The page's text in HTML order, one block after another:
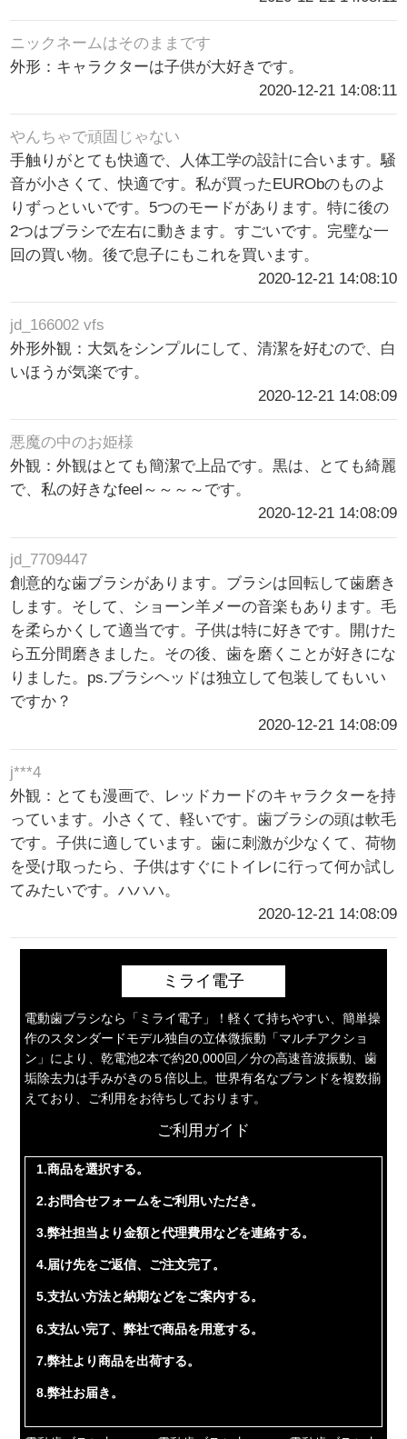
ニックネームはそのままです
外形：キャラクターは子供が大好きです。
2020-12-21 14:08:11
やんちゃで頑固じゃない
手触りがとても快適で、人体工学の設計に合います。騒
音が小さくて、快適です。私が買ったEURObのものよ
りずっといいです。5つのモードがあります。特に後の
2つはブラシで左右に動きます。すごいです。完璧な一
回の買い物。後で息子にもこれを買います。
2020-12-21 14:08:10
jd_166002 vfs
外形外観：大気をシンプルにして、清潔を好むので、白
いほうが気楽です。
2020-12-21 14:08:09
悪魔の中のお姫様
外観：外観はとても簡潔で上品です。黒は、とても綺麗
で、私の好きなfeel～～～～です。
2020-12-21 14:08:09
jd_7709447
創意的な歯ブラシがあります。ブラシは回転して歯磨き
します。そして、ショーン羊メーの音楽もあります。毛
を柔らかくして適当です。子供は特に好きです。開けた
ら五分間磨きました。その後、歯を磨くことが好きにな
りました。ps.ブラシヘッドは独立して包装してもいい
ですか？
2020-12-21 14:08:09
j***4
外観：とても漫画で、レッドカードのキャラクターを持
っています。小さくて、軽いです。歯ブラシの頭は軟毛
です。子供に適しています。歯に刺激が少なくて、荷物
を受け取ったら、子供はすぐにトイレに行って何か試し
てみたいです。ハハハ。
2020-12-21 14:08:09
ミライ電子
電動歯ブラシなら「ミライ電子」！軽くて持ちやすい、簡単操
作のスタンダードモデル独自の立体微振動「マルチアクショ
ン」により、乾電池2本で約20,000回／分の高速音波振動、歯
垢除去力は手みがきの５倍以上。世界有名なブランドを複数揃
えており、ご利用をお待ちしております。
ご利用ガイド
1.商品を選択する。
2.お問合せフォームをご利用いただき。
3.弊社担当より金額と代理費用などを連絡する。
4.届け先をご返信、ご注文完了。
5.支払い方法と納期などをご案内する。
6.支払い完了、弊社で商品を用意する。
7.弊社より商品を出荷する。
8.弊社お届き。